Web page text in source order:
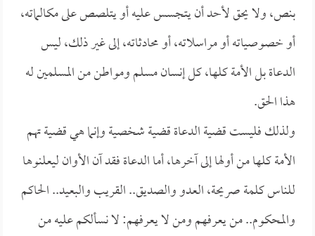
بنص، ولا يحق لأحد أن يتجسس عليه أو يتلصص على مكالماته،
أو خصوصياته أو مراسلاته، أو محادثاته، إلى غير ذلك، ليس
الدعاة بل الأمة كلها، كل إنسان مسلم ومواطن من المسلمين له
هذا الحق.
ولذلك فليست قضية الدعاة قضية شخصية وإنما هي قضية تهم
الأمة كلها من أولها إلى آخرها، أما الدعاة فقد آن الأوان ليعلنوها
للناس كلمة صريحة، العدو والصديق.. القريب والبعيد.. الحاكم
والمحكوم.. من يعرفهم ومن لا يعرفهم: لا نسألكم عليه من